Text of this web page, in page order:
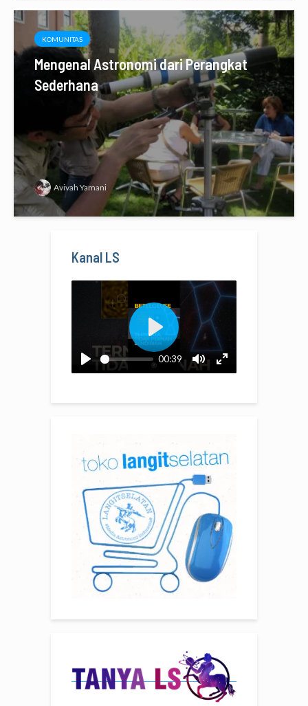
KOMUNITAS
Mengenal Astronomi dari Perangkat
Sederhana
Avivah Yamani
Kanal LS